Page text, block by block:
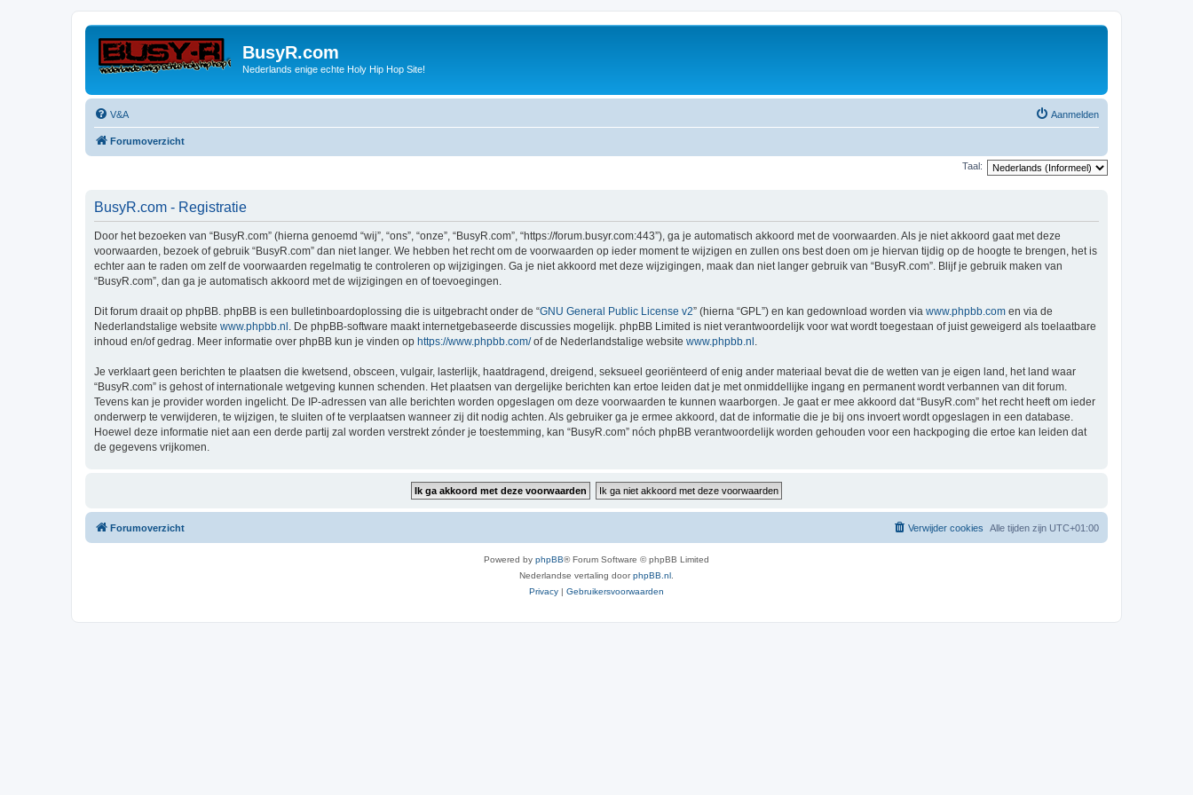
BusyR.com
Nederlands enige echte Holy Hip Hop Site!
V&A Aanmelden
Forumoverzicht
Taal:
BusyR.com - Registratie
Door het bezoeken van “BusyR.com” (hierna genoemd “wij”, “ons”, “onze”, “BusyR.com”, “https://forum.busyr.com:443”), ga je automatisch akkoord met de voorwaarden. Als je niet akkoord gaat met deze
voorwaarden, bezoek of gebruik “BusyR.com” dan niet langer. We hebben het recht om de voorwaarden op ieder moment te wijzigen en zullen ons best doen om je hiervan tijdig op de hoogte te brengen, het is
echter aan te raden om zelf de voorwaarden regelmatig te controleren op wijzigingen. Ga je niet akkoord met deze wijzigingen, maak dan niet langer gebruik van “BusyR.com”. Blijf je gebruik maken van
“BusyR.com”, dan ga je automatisch akkoord met de wijzigingen en of toevoegingen.
Dit forum draait op phpBB. phpBB is een bulletinboardoplossing die is uitgebracht onder de “GNU General Public License v2” (hierna “GPL”) en kan gedownload worden via www.phpbb.com en via de
Nederlandstalige website www.phpbb.nl . De phpBB-software maakt internetgebaseerde discussies mogelijk. phpBB Limited is niet verantwoordelijk voor wat wordt toegestaan of juist geweigerd als toelaatbare
inhoud en/of gedrag. Meer informatie over phpBB kun je vinden op https://www.phpbb.com/of de Nederlandstalige website www.phpbb.nl .
Je verklaart geen berichten te plaatsen die kwetsend, obsceen, vulgair, lasterlijk, haatdragend, dreigend, seksueel georiënteerd of enig ander materiaal bevat die de wetten van je eigen land, het land waar
“BusyR.com” is gehost of internationale wetgeving kunnen schenden. Het plaatsen van dergelijke berichten kan ertoe leiden dat je met onmiddellijke ingang en permanent wordt verbannen van dit forum.
Tevens kan je provider worden ingelicht. De IP-adressen van alle berichten worden opgeslagen om deze voorwaarden te kunnen waarborgen. Je gaat er mee akkoord dat “BusyR.com” het recht heeft om ieder
onderwerp te verwijderen, te wijzigen, te sluiten of te verplaatsen wanneer zij dit nodig achten. Als gebruiker ga je ermee akkoord, dat de informatie die je bij ons invoert wordt opgeslagen in een database.
Hoewel deze informatie niet aan een derde partij zal worden verstrekt zónder je toestemming, kan “BusyR.com” nóch phpBB verantwoordelijk worden gehouden voor een hackpoging die ertoe kan leiden dat
de gegevens vrijkomen.
Forumoverzicht Alle tijden zijn UTC+01:00
Verwijder cookies
Powered by phpBB® Forum Software © phpBB Limited
Nederlandse vertaling doorphpBB.nl
Privacy | Gebruikersvoorwaarden